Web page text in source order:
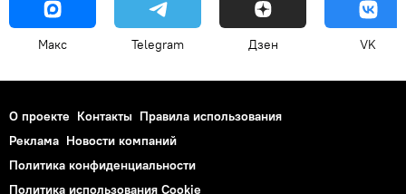
Макс Telegram Дзен VK
О проекте Контакты Правила использования
Реклама Новости компаний
Политика конфиденциальности
Политика использования Cookie